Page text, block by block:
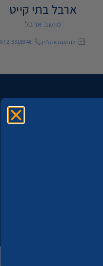
ארבל בתי קייט
מושב ארבל
להזמנה אונליין 072-3318346